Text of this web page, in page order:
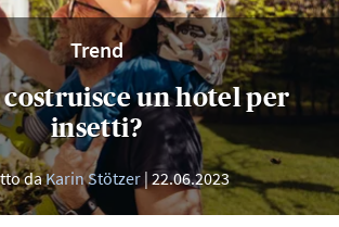
Trend
costruisce un hotel per
insetti?
daKarin Stötzer 22.06.2023